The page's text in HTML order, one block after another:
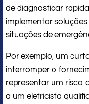
de diagnosticar
implementar soluções
situações de
Por exemplo, um
interromper o
representar um risco
a um eletricista